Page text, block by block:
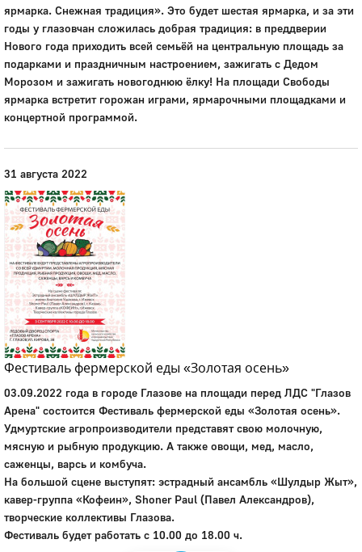
ярмарка. Снежная традиция». Это будет шестая ярмарка, и за эти
годы у глазовчан сложилась добрая традиция: в преддверии
Нового года приходить всей семьёй на центральную площадь за
подарками и праздничным настроением, зажигать с Дедом
Морозом и зажигать новогоднюю ёлку! На площади Свободы
ярмарка встретит горожан играми, ярмарочными площадками и
концертной программой.
31 августа 2022
Фестиваль фермерской еды «Золотая осень»
03.09.2022 года в городе Глазове на площади перед ЛДС "Глазов
Арена" состоится Фестиваль фермерской еды «Золотая осень».
Удмуртские агропроизводители представят свою молочную,
мясную и рыбную продукцию. А также овощи, мед, масло,
саженцы, варсь и комбуча.
На большой сцене выступят: эстрадный ансамбль «Шулдыр Жыт»,
кавер-группа «Кофеин», Shoner Paul (Павел Александров),
творческие коллективы Глазова.
Фестиваль будет работать с 10.00 до 18.00 ч.